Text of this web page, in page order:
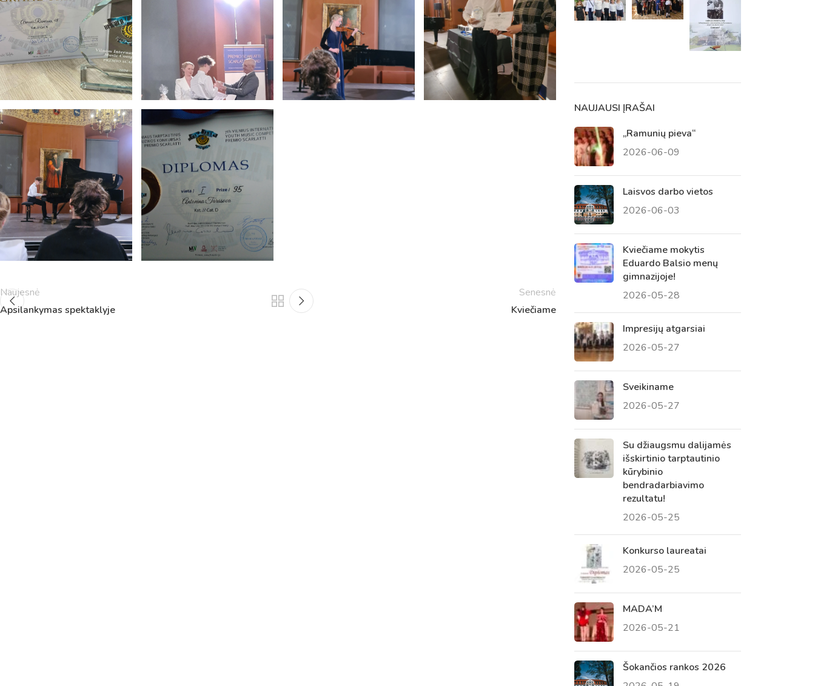
Pamokų laikas
Pamoka Pradžia
Pabaiga
1
8:00
8:45
2
8:55
9:40
3
9:50
10:35
4
10:50
11:35
11:55
6
13:00
13:45
14:55
15:50
16:45
17:30
11
18:25
18:35 19:20
Tvarkaraščiai
Bendrojo ugdymo pamokų tvarkaraštis 2025-2026 m. m.
Pradinių klasių pamokų tvarkaraštis 2025-2026 m. m.
Netradicinio ugdymo dienos, atvirų durų dienos, tėvų susirinkimai
2025 - 2026 mokslo metų netradicinio ugdymo dienos, atvirų durų dienos, tėvų
Naujesnė
Apsilankymas spektaklyje
Senesnė
Kviečiame
NAUJAUSI ĮRAŠAI
„Ramunių pieva“
2026-06-09
Laisvos darbo vietos
2026-06-03
Kviečiame mokytis
Eduardo Balsio menų
gimnazijoje!
2026-05-28
Impresijų atgarsiai
2026-05-27
Sveikiname
2026-05-27
Su džiaugsmu dalijamės
išskirtinio tarptautinio
kūrybinio
bendradarbiavimo
rezultatu!
2026-05-25
Konkurso laureatai
2026-05-25
MADA’M
2026-05-21
Šokančios rankos 2026
Virtualus asistentas
Sveiki! Taip, aš esu virtualus. Tačiau
dirbtinis intelektas suteikia man galimybę
ne tik analizuoti Jūsų klausimą, bet dar
tobulai atsimenu visą šioje svetainėje